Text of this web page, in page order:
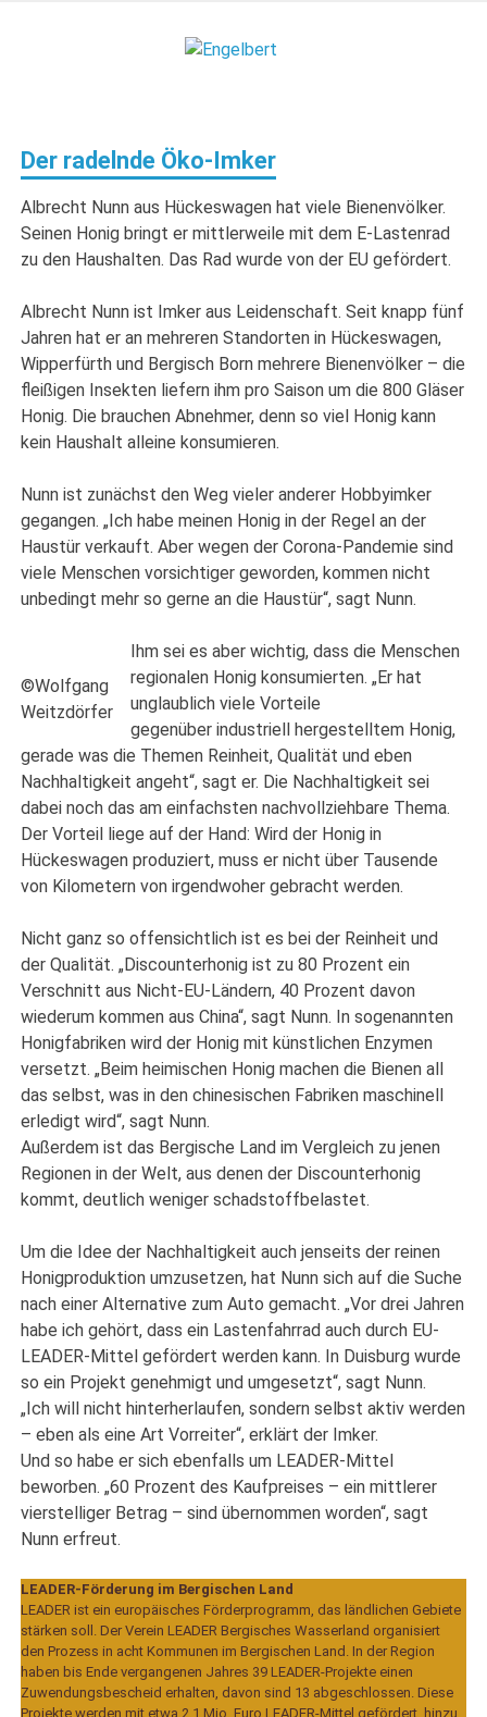
Der radelnde Öko-Imker
Albrecht Nunn aus Hückeswagen hat viele Bienenvölker.
Seinen Honig bringt er mittlerweile mit dem E-Lastenrad
zu den Haushalten. Das Rad wurde von der EU gefördert.
Albrecht Nunn ist Imker aus Leidenschaft. Seit knapp fünf
Jahren hat er an mehreren Standorten in Hückeswagen,
Wipperfürth und Bergisch Born mehrere Bienenvölker – die
fleißigen Insekten liefern ihm pro Saison um die 800 Gläser
Honig. Die brauchen Abnehmer, denn so viel Honig kann
kein Haushalt alleine konsumieren.
Nunn ist zunächst den Weg vieler anderer Hobbyimker
gegangen. „Ich habe meinen Honig in der Regel an der
Haustür verkauft. Aber wegen der Corona-Pandemie sind
viele Menschen vorsichtiger geworden, kommen nicht
unbedingt mehr so gerne an die Haustür“, sagt Nunn.
©Wolfgang
Weitzdörfer
Ihm sei es aber wichtig, dass die Menschen
regionalen Honig konsumierten. „Er hat
unglaublich viele Vorteile
gegenüber industriell hergestelltem Honig,
gerade was die Themen Reinheit, Qualität und eben
Nachhaltigkeit angeht“, sagt er. Die Nachhaltigkeit sei
dabei noch das am einfachsten nachvollziehbare Thema.
Der Vorteil liege auf der Hand: Wird der Honig in
Hückeswagen produziert, muss er nicht über Tausende
von Kilometern von irgendwoher gebracht werden.
Nicht ganz so offensichtlich ist es bei der Reinheit und
der Qualität. „Discounterhonig ist zu 80 Prozent ein
Verschnitt aus Nicht-EU-Ländern, 40 Prozent davon
wiederum kommen aus China“, sagt Nunn. In sogenannten
Honigfabriken wird der Honig mit künstlichen Enzymen
versetzt. „Beim heimischen Honig machen die Bienen all
das selbst, was in den chinesischen Fabriken maschinell
erledigt wird“, sagt Nunn.
Außerdem ist das Bergische Land im Vergleich zu jenen
Regionen in der Welt, aus denen der Discounterhonig
kommt, deutlich weniger schadstoffbelastet.
Um die Idee der Nachhaltigkeit auch jenseits der reinen
Honigproduktion umzusetzen, hat Nunn sich auf die Suche
nach einer Alternative zum Auto gemacht. „Vor drei Jahren
habe ich gehört, dass ein Lastenfahrrad auch durch EU-
LEADER-Mittel gefördert werden kann. In Duisburg wurde
so ein Projekt genehmigt und umgesetzt“, sagt Nunn.
„Ich will nicht hinterherlaufen, sondern selbst aktiv werden
– eben als eine Art Vorreiter“, erklärt der Imker.
Und so habe er sich ebenfalls um LEADER-Mittel
beworben. „60 Prozent des Kaufpreises – ein mittlerer
vierstelliger Betrag – sind übernommen worden“, sagt
Nunn erfreut.
LEADER-Förderung im Bergischen Land
LEADER ist ein europäisches Förderprogramm, das ländlichen Gebiete
stärken soll. Der Verein LEADER Bergisches Wasserland organisiert
den Prozess in acht Kommunen im Bergischen Land. In der Region
haben bis Ende vergangenen Jahres 39 LEADER-Projekte einen
Zuwendungsbescheid erhalten, davon sind 13 abgeschlossen. Diese
Projekte werden mit etwa 2,1 Mio. Euro LEADER-Mittel gefördert, hinzu